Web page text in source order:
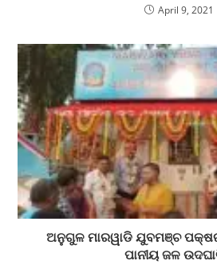
April 9, 2021
ଅନୁଗୁଳ ମାରୱାଡି ଯୁବମଞ୍ଚ
ପାନୀୟ ଜଳ